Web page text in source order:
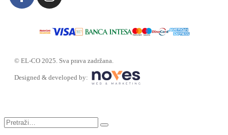
© EL-CO 2025. Sva prava zadržana.
Designed & developed by: